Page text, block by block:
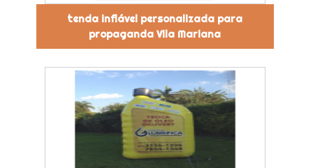
tenda inflável personalizada para
propaganda Vila Mariana